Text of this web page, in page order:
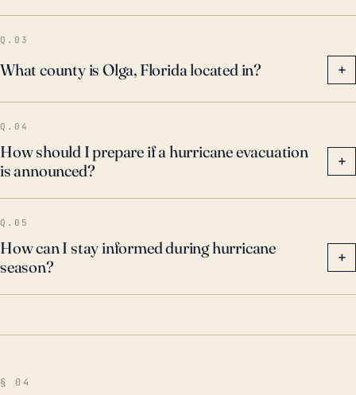
transporte e interrupción de la vida cotidiana.
Q.03
What county is Olga, Florida located in? +
Q.04
How should I prepare if a hurricane evacuation
is announced?
+
Q.05
How can I stay informed during hurricane
season?
+
§ 04